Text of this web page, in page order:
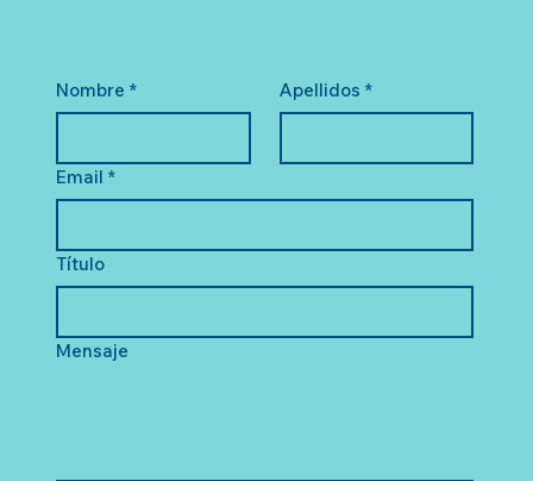
Nombre * Apellidos *
Email *
Título
Mensaje